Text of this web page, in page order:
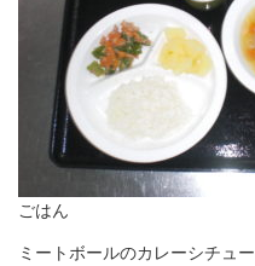
ごはん
ミートボールのカレーシチュー